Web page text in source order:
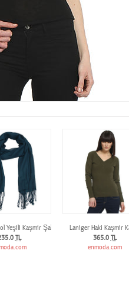
Yeşili Kaşmir Şal
TL
Laniger Haki Kaşmir
365.0 TL
enmoda.com